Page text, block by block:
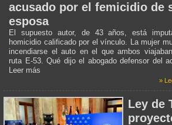
acusado por el femicidio de
esposa
El supuesto autor, de 43 años, está
homicidio calificado por el vínculo. La mujer
incendiarse el auto en el que ambos
ruta E-53. Qué dijo el abogado defensor del
Leer más
»
Ley de